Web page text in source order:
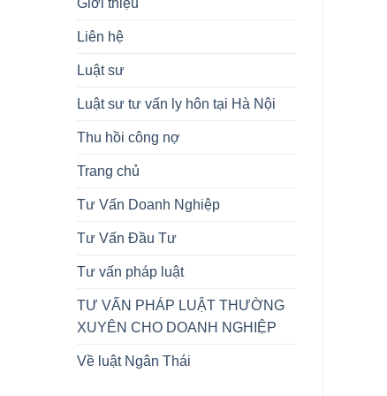
Liên hệ
Luật sư
Luật sư tư vấn ly hôn tại Hà Nội
Thu hồi công nợ
Trang chủ
Tư Vấn Doanh Nghiệp
Tư Vấn Đầu Tư
Tư vấn pháp luật
TƯ VẤN PHÁP LUẬT THƯỜNG
XUYÊN CHO DOANH NGHIỆP
Về luật Ngân Thái